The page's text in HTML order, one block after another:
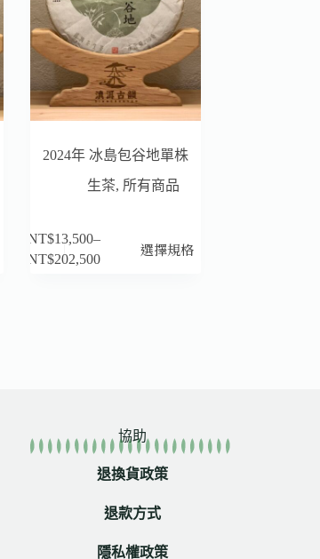
2024年 冰島包谷地單株
生茶, 所有商品
NT$13,500–
NT$202,500
選擇規格
協助
退換貨政策
退款方式
隱私權政策